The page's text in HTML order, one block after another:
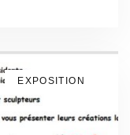
EXPOSITION